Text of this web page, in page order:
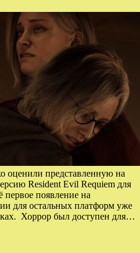
оценили представленную на
Resident Evil Requiem для
появление на
для остальных платформ уже
Хоррор был доступен для…